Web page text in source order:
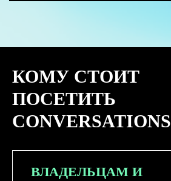
КОМУ СТОИТ
ПОСЕТИТЬ
CONVERSATIONS
ВЛАДЕЛЬЦАМ И